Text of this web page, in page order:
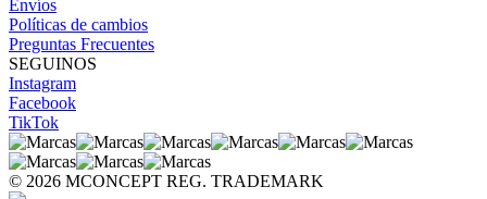
Envíos
Políticas de cambios
Preguntas Frecuentes
SEGUINOS
Instagram
Facebook
TikTok
© 2026 MCONCEPT REG. TRADEMARK